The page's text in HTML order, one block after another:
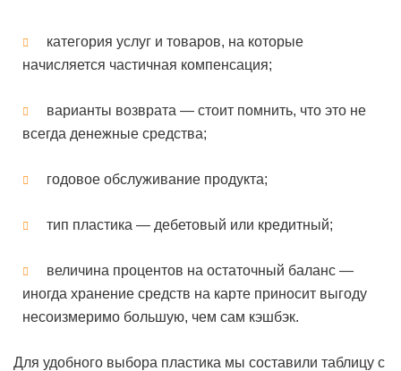
категория услуг и товаров, на которые
начисляется частичная компенсация;
варианты возврата — стоит помнить, что это не
всегда денежные средства;
годовое обслуживание продукта;
тип пластика — дебетовый или кредитный;
величина процентов на остаточный баланс —
иногда хранение средств на карте приносит выгоду
несоизмеримо большую, чем сам кэшбэк.
Для удобного выбора пластика мы составили таблицу с